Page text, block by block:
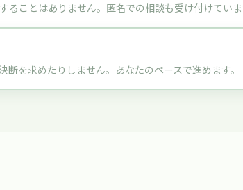
ることはありません。匿名での相談も受け付けていま
断を求めたりしません。あなたのペースで進めます。